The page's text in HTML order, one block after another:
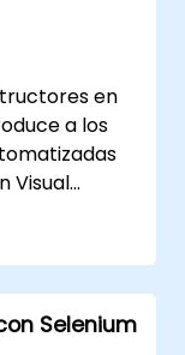
Grid.
en
a los
Visual
te
para
Selenium